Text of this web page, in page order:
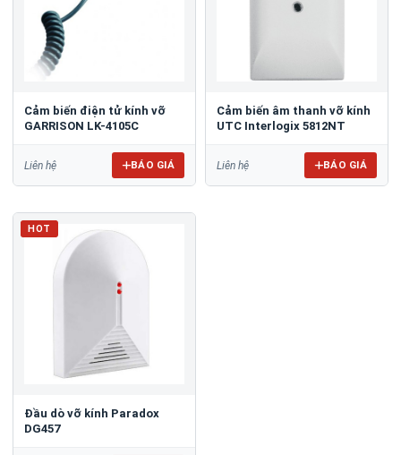
Cảm biến điện tử kính vỡ
GARRISON LK-4105C
Liên hệ BÁO GIÁ
Cảm biến âm thanh vỡ kính
UTC Interlogix 5812NT
Liên hệ BÁO GIÁ
HOT
Đầu dò vỡ kính Paradox
DG457